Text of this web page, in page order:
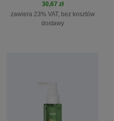
30,67 zł
zawiera 23% VAT, bez kosztów
dostawy